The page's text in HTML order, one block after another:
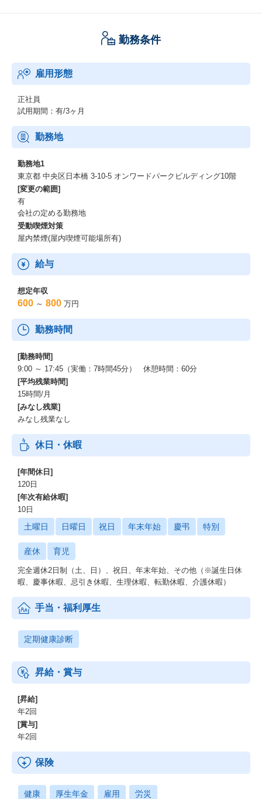
勤務条件
雇用形態
正社員
試用期間：有/3ヶ月
勤務地
勤務地1
東京都 中央区日本橋 3-10-5 オンワードパークビルディング10階
[変更の範囲]
有
会社の定める勤務地
受動喫煙対策
屋内禁煙(屋内喫煙可能場所有)
給与
想定年収
600 ～ 800 万円
勤務時間
[勤務時間]
9:00 ～ 17:45（実働：7時間45分） 休憩時間：60分
[平均残業時間]
15時間/月
[みなし残業]
みなし残業なし
休日・休暇
[年間休日]
120日
[年次有給休暇]
10日
土曜日 日曜日 祝日 年末年始 慶弔 特別
産休 育児
完全週休2日制（土、日）、祝日、年末年始、その他（※誕生日休
暇、慶事休暇、忌引き休暇、生理休暇、転勤休暇、介護休暇）
手当・福利厚生
定期健康診断
昇給・賞与
[昇給]
年2回
[賞与]
年2回
保険
健康 厚生年金 雇用 労災